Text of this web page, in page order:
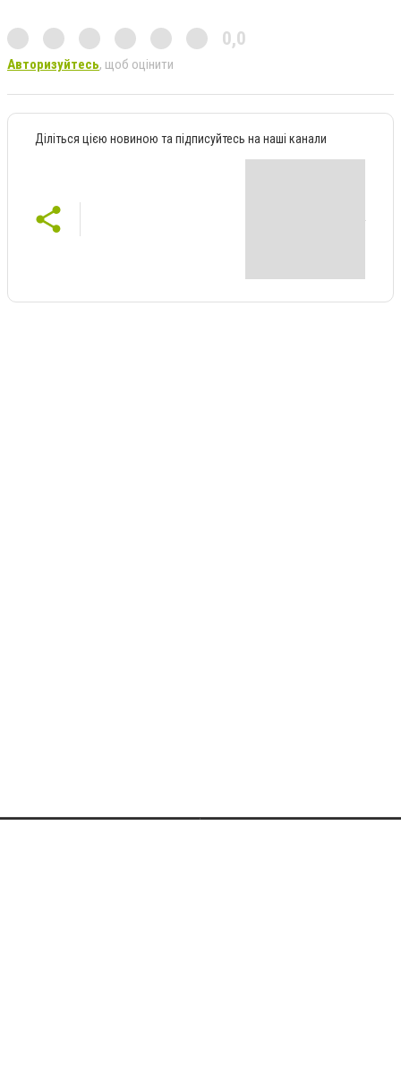
0,0
Авторизуйтесь, щоб оцінити
Діліться цією новиною та підписуйтесь на наші канали